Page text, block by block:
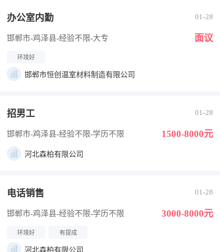
办公室内勤 01-28
邯郸市-鸡泽县-经验不限-大专 面议
环境好
邯郸市恒创温室材料制造有限公司
招男工 01-28
邯郸市-鸡泽县-经验不限-学历不限 1500-8000元
河北森柏有限公司
电话销售 01-28
邯郸市-鸡泽县-经验不限-学历不限 3000-8000元
环境好 有提成
河北森柏有限公司